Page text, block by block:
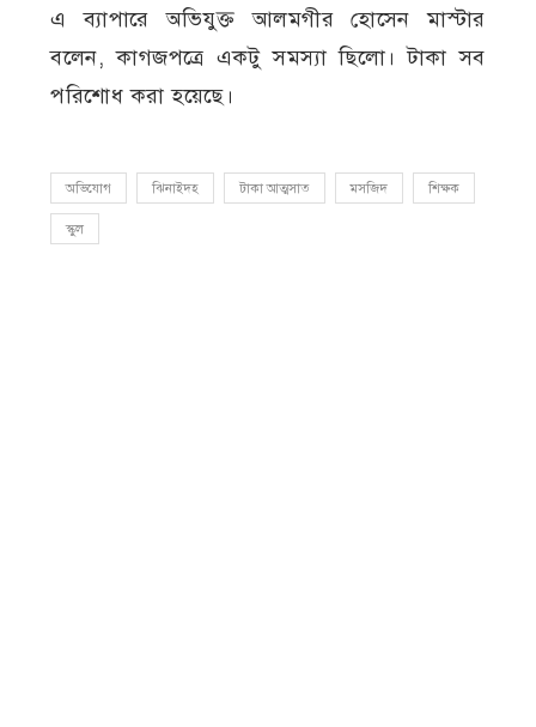
এ ব্যাপারে অভিযুক্ত আলমগীর হোসেন মাস্টার
বলেন, কাগজপত্রে একটু সমস্যা ছিলো। টাকা সব
পরিশোধ করা হয়েছে।
অভিযোগ ঝিনাইদহ টাকা আত্মসাত মসজিদ শিক্ষক
স্কুল